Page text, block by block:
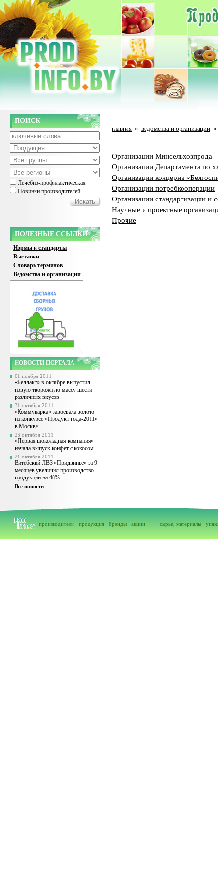
ПОИСК
Лечебно-профилактическая
Новинки производителей
ПОЛЕЗНЫЕ ССЫЛКИ
Нормы и стандарты
Выставки
Словарь терминов
Ведомства и организации
НОВОСТИ ПОРТАЛА
01 ноября 2011
«Беллакт» в октябре выпустил
новую творожную массу шести
различных вкусов
31 октября 2011
«Коммунарка» завоевала золото
на конкурсе «Продукт года-2011»
в Москве
26 октября 2011
«Первая шоколадная компания»
начала выпуск конфет с кокосом
21 октября 2011
Витебский ЛВЗ «Придвинье» за 9
месяцев увеличил производство
продукции на 48%
Все новости
главная » ведомства и организации »
Организации Минсельхозпрода
Организации Департамента по
Организации концерна
Организации потребкооперации
Организации стандартизации и
Научные и проектные
Прочие
производители продукция брэнды акции сырье, материалы